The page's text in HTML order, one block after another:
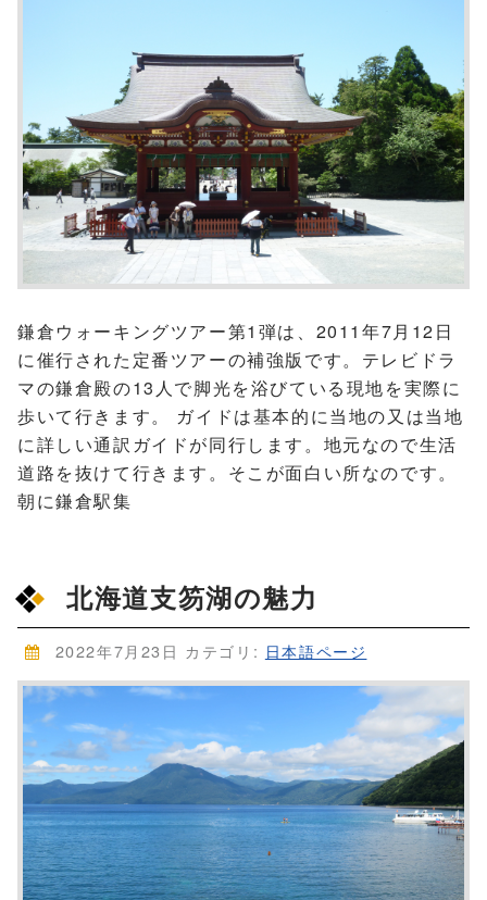
鎌倉ウォーキングツアー第1弾は、2011年7月12日
に催行された定番ツアーの補強版です。テレビドラ
マの鎌倉殿の13人で脚光を浴びている現地を実際に
歩いて行きます。 ガイドは基本的に当地の又は当地
に詳しい通訳ガイドが同行します。地元なので生活
道路を抜けて行きます。そこが面白い所なのです。
朝に鎌倉駅集
北海道支笏湖の魅力
2022年7月23日 カテゴリ: 日本語ページ